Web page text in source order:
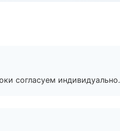
согласуем индивидуально.